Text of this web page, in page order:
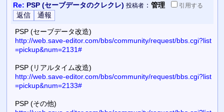
Re: PSP (セーブデータのクレクレ) 投稿者： 管理 引用する
PSP (セーブデータ改造)
http://web.save-editor.com/bbs/community/request/bbs.cgi?list
=pickup&num=2131#
PSP (リアルタイム改造)
http://web.save-editor.com/bbs/community/request/bbs.cgi?list
=pickup&num=2133#
PSP (その他)